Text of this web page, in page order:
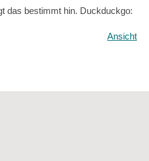
das bestimmt hin. Duckduckgo:
Ansicht